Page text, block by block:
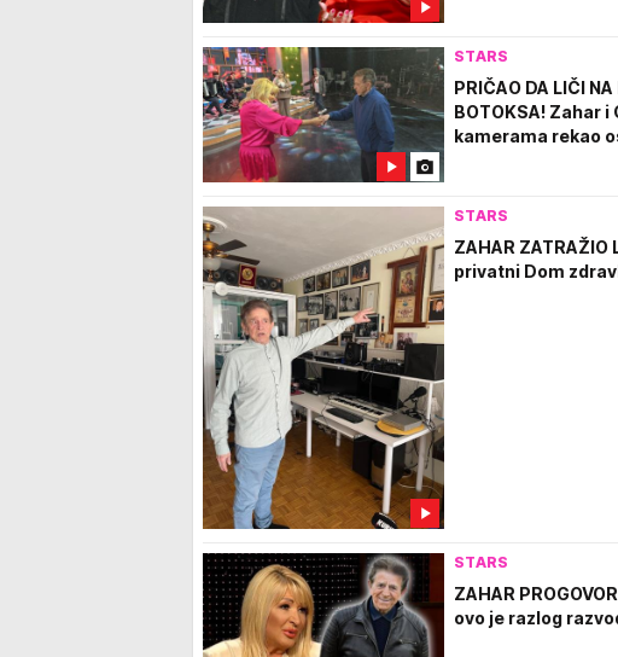
STARS
PRIČAO DA LIČI
BOTOKSA! Zahar
kamerama rekao
STARS
ZAHAR
privatni Dom
STARS
ZAHAR
ovo je razlog